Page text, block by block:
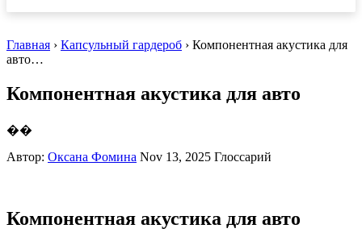
Главная › Капсульный гардероб › Компонентная акустика для
авто…
Компонентная акустика для авто
��
Автор: Оксана Фомина Nov 13, 2025 Глоссарий
Компонентная акустика для авто